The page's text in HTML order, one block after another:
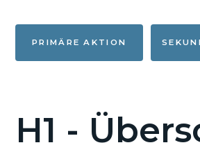
PRIMÄRE AKTION
H1 -